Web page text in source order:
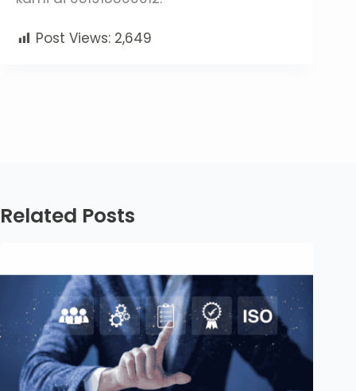
Post Views: 2,649
Related Posts